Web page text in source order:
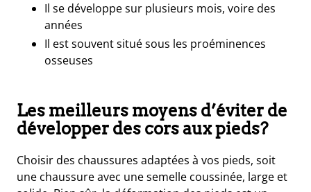
Il se développe sur plusieurs mois, voire des
années
Il est souvent situé sous les proéminences
osseuses
Les meilleurs moyens d’éviter de
développer des cors aux pieds?
Choisir des chaussures adaptées à vos pieds, soit
une chaussure avec une semelle coussinée, large et